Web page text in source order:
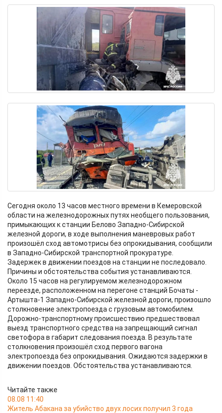
Сегодня около 13 часов местного времени в Кемеровской
области на железнодорожных путях необщего пользования,
примыкающих к станции Белово Западно-Сибирской
железной дороги, в ходе выполнения маневровых работ
произошёл сход автомотрисы без опрокидывания, сообщили
в Западно-Сибирской транспортной прокуратуре.
Задержек в движении поездов на станции не последовало.
Причины и обстоятельства события устанавливаются.
Около 15 часов на регулируемом железнодорожном
переезде, расположенном на перегоне станций Бочаты -
Артышта-1 Западно-Сибирской железной дороги, произошло
столкновение электропоезда с грузовым автомобилем.
Дорожно-транспортному происшествию предшествовал
выезд транспортного средства на запрещающий сигнал
светофора в габарит следования поезда. В результате
столкновения произошёл сход первого вагона
электропоезда без опрокидывания. Ожидаются задержки в
движении поездов. Обстоятельства устанавливаются.
Читайте также
08.08 11:40
Житель Абакана за убийство двух лосих получил 3 года